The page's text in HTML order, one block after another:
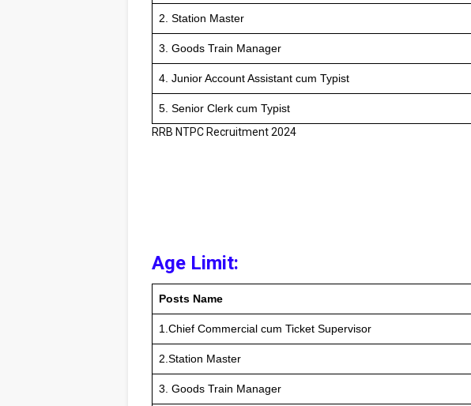
2. Station Master
3. Goods Train Manager
4. Junior Account Assistant cum Typist
5. Senior Clerk cum Typist
RRB NTPC Recruitment 2024
Age Limit:
Posts Name
1.Chief Commercial cum Ticket Supervisor
2.Station Master
3. Goods Train Manager